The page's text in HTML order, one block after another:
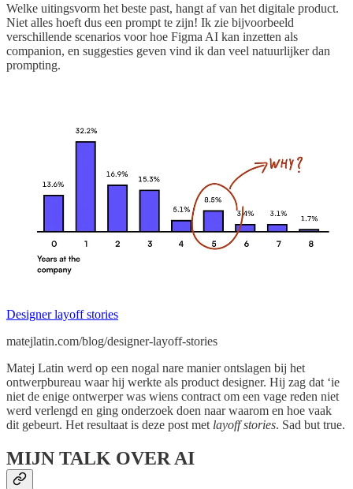
Welke uitingsvorm het beste past, hangt af van het digitale product.
Niet alles hoeft dus een prompt te zijn! Ik zie bijvoorbeeld
verschillende scenarios voor hoe Figma AI kan inzetten als
companion, en suggesties geven vind ik dan veel natuurlijker dan
prompting.
Designer layoff stories
matejlatin.com/blog/designer-layoff-stories
Matej Latin werd op een nogal nare manier ontslagen bij het
ontwerpbureau waar hij werkte als product designer. Hij zag dat ‘ie
niet de enige ontwerper was wiens contract om een vage reden niet
werd verlengd en ging onderzoek doen naar waarom en hoe vaak
dit gebeurt. Het resultaat is deze post met layoff stories. Sad but true.
MIJN TALK OVER AI